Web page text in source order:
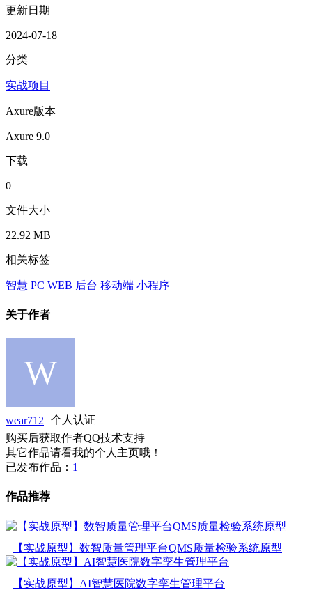
更新日期
2024-07-18
分类
实战项目
Axure版本
Axure 9.0
下载
0
文件大小
22.92 MB
相关标签
智慧 PC WEB 后台 移动端 小程序
关于作者
wear712
个人认证
购买后获取作者QQ技术支持
其它作品请看我的个人主页哦！
已发布作品： 1
作品推荐
【实战原型】数智质量管理平台QMS质量检验系统原型
【实战原型】AI智慧医院数字孪生管理平台